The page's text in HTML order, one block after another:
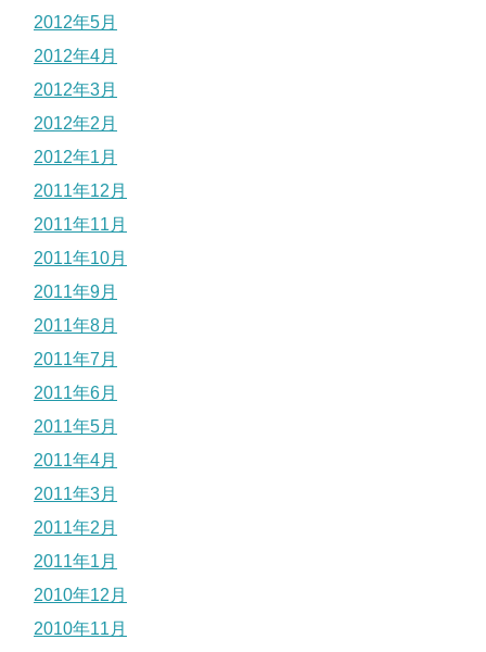
2012年5月
2012年4月
2012年3月
2012年2月
2012年1月
2011年12月
2011年11月
2011年10月
2011年9月
2011年8月
2011年7月
2011年6月
2011年5月
2011年4月
2011年3月
2011年2月
2011年1月
2010年12月
2010年11月